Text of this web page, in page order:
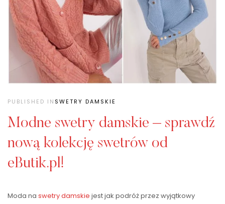
PUBLISHED IN SWETRY DAMSKIE
Modne swetry damskie – sprawdź
nową kolekcję swetrów od
eButik.pl!
Moda na swetry damskie jest jak podróż przez wyjątkowy